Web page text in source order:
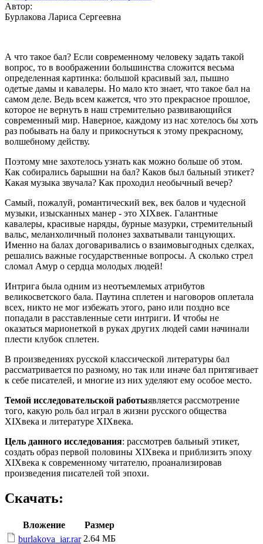
Автор:
Бурлакова Лариса Сергеевна
А что такое бал? Если современному человеку задать такой
вопрос, то в воображении большинства сложится весьма
определенная картинка: большой красивый зал, пышно
одетые дамы и кавалеры. Но мало кто знает, что такое бал на
самом деле. Ведь всем кажется, что это прекрасное прошлое,
которое не вернуть в наш стремительно развивающийся
современный мир. Наверное, каждому из нас хотелось бы хоть
раз побывать на балу и прикоснуться к этому прекрасному,
волшебному действу.
Поэтому мне захотелось узнать как можно больше об этом.
Как собирались барышни на бал? Каков был бальный этикет?
Какая музыка звучала? Как проходил необычный вечер?
Самый, пожалуй, романтический век, век балов и чудесной
музыки, изысканных манер - это XIXвек. Галантные
кавалеры, красивые наряды, бурные мазурки, стремительный
вальс, меланхоличный полонез захватывали танцующих.
Именно на балах договаривались о взаимовыгодных сделках,
решались важные государственные вопросы. А сколько стрел
сломал Амур о сердца молодых людей!
Интрига была одним из неотъемлемых атрибутов
великосветского бала. Паутина сплетен и наговоров оплетала
всех, никто не мог избежать этого, рано или поздно все
попадали в расставленные сети интриги. И чтобы не
оказаться марионеткой в руках других людей сами начинали
плести клубок сплетен.
В произведениях русской классической литературы бал
рассматривается по разному, но так или иначе бал притягивает
к себе писателей, и многие из них уделяют ему особое место.
Темой исследовательской работыявляется рассмотрение
того, какую роль бал играл в жизни русского общества
XIXвека и литературе XIXвека.
Цель данного исследования: рассмотрев бальный этикет,
создать образ первой половины XIXвека и приблизить эпоху
XIXвека к современному читателю, проанализировав
произведения писателей той эпохи.
Скачать:
Вложение
Размер
burlakova_iar.rar 2.64 МБ